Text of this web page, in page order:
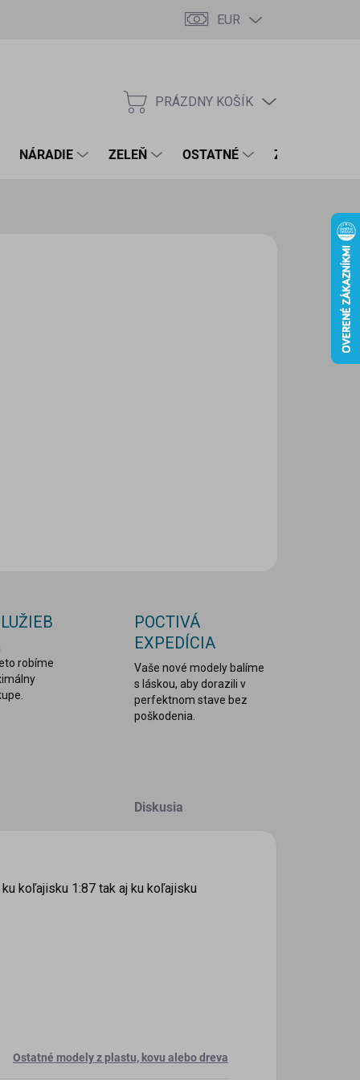
EUR
NÁKUPNÝ
PRÁZDNY KOŠÍK
NÁRADIE ZELEŇ OSTATNÉ ZNAČKY
robíme
POCTIVÁ
EXPEDÍCIA
Vaše nové modely balíme
s láskou, aby dorazili v
perfektnom stave bez
poškodenia.
Diskusia
koľajisku 1:87 tak aj ku koľajisku
Ostatné modely z plastu, kovu alebo dreva